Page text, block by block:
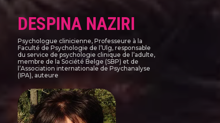
DESPINA NAZIRI
Psychologue clinicienne, Professeure à la
Faculté de Psychologie de l’Ulg, responsable
du service de psychologie clinique de l’adulte,
membre de la Société Belge (SBP) et de
l’Association internationale de Psychanalyse
(IPA), auteure